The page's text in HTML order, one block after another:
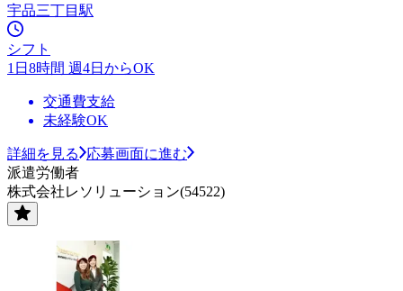
宇品三丁目駅
シフト
1日8時間 週4日からOK
交通費支給
未経験OK
詳細を見る
応募画面に進む
派遣労働者
株式会社レソリューション(54522)